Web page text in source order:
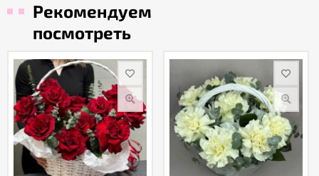
Рекомендуем
посмотреть